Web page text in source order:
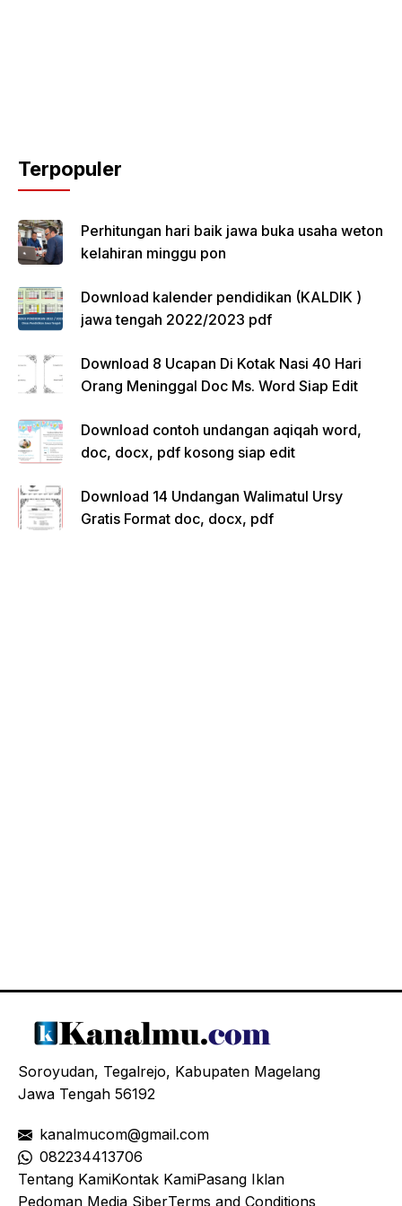
Terpopuler
Perhitungan hari baik jawa buka usaha weton
kelahiran minggu pon
Download kalender pendidikan (KALDIK )
jawa tengah 2022/2023 pdf
Download 8 Ucapan Di Kotak Nasi 40 Hari
Orang Meninggal Doc Ms. Word Siap Edit
Download contoh undangan aqiqah word,
doc, docx, pdf kosong siap edit
Download 14 Undangan Walimatul Ursy
Gratis Format doc, docx, pdf
Soroyudan, Tegalrejo, Kabupaten Magelang
Jawa Tengah 56192
kanalmucom@gmail.com
082234413706
Tentang KamiKontak KamiPasang Iklan
Pedoman Media SiberTerms and Conditions